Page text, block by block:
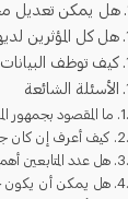
هل يمكن تعديل
هل كل المؤثرين
كيف توظف البيانات
الأسئلة الشائعة
ما المقصود بجمهور
كيف أعرف إن كان
هل عدد المتابعين
هل يمكن أن يكون